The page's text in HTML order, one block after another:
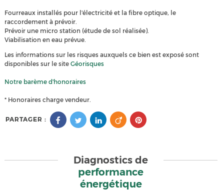
Fourreaux installés pour l'électricité et la fibre optique, le
raccordement à prévoir.
Prévoir une micro station (étude de sol réalisée).
Viabilisation en eau prévue.
Les informations sur les risques auxquels ce bien est exposé sont
disponibles sur le site Géorisques
Notre barème d'honoraires
* Honoraires charge vendeur.
PARTAGER :
Diagnostics de
performance
énergétique